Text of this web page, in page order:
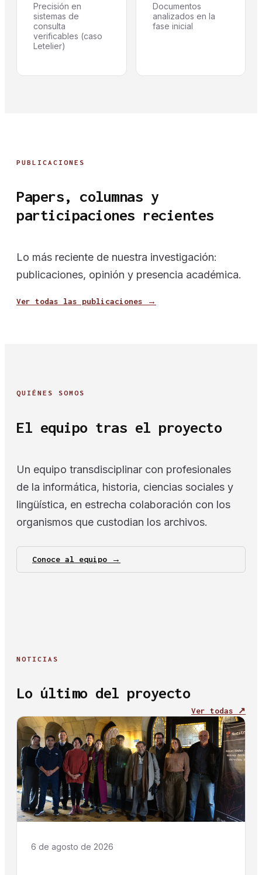
Precisión en
sistemas de
consulta
verificables (caso
Letelier)
Documentos
analizados en la
fase inicial
PUBLICACIONES
Papers, columnas y
participaciones recientes
Lo más reciente de nuestra investigación:
publicaciones, opinión y presencia académica.
Ver todas las publicaciones →
QUIÉNES SOMOS
El equipo tras el proyecto
Un equipo transdisciplinar con profesionales
de la informática, historia, ciencias sociales y
lingüística, en estrecha colaboración con los
organismos que custodian los archivos.
Conoce al equipo →
NOTICIAS
Lo último del proyecto
Ver todas ↗
6 de agosto de 2026